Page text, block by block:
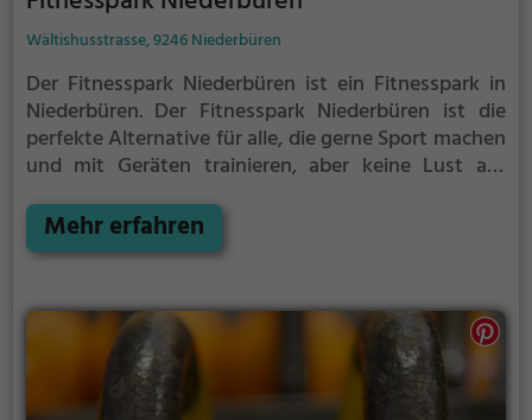
Wältishusstrasse, 9246 Niederbüren
Der Fitnesspark Niederbüren ist ein Fitnesspark in
Niederbüren. Der Fitnesspark Niederbüren ist die
perfekte Alternative für alle, die gerne Sport machen
und mit Geräten trainieren, aber keine Lust auf
Mehr erfahren